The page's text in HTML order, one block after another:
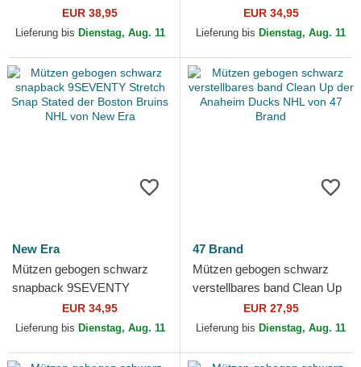
Chainstitch der Vegas
Golden Knights NHL von
EUR 38,95
Lieferung bis Dienstag, Aug. 11
Stretch Snap Stated der
Vegas Golden Knights NHL
EUR 34,95
Lieferung bis Dienstag, Aug. 11
New Era
Mützen gebogen schwarz
snapback 9SEVENTY
Stretch Snap Stated der
Boston Bruins NHL von New
EUR 34,95
Lieferung bis Dienstag, Aug. 11
47 Brand
Mützen gebogen schwarz
verstellbares band Clean Up
der Anaheim Ducks NHL von
47 Brand
EUR 27,95
Lieferung bis Dienstag, Aug. 11